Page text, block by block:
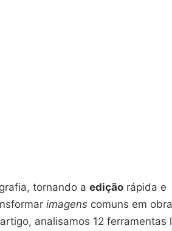
tornando a edição rápida e
imagens comuns em
analisamos 12 ferramentas